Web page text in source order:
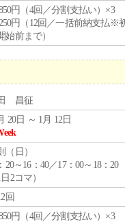
円（4回／分割支払い）×3
円（12回／一括前納支払※
始前まで）
昌征
20日 ～ 1月 12日
（日）
20～16：40／17：00～18：20
日2コマ）
回
円（4回／分割支払い）×3